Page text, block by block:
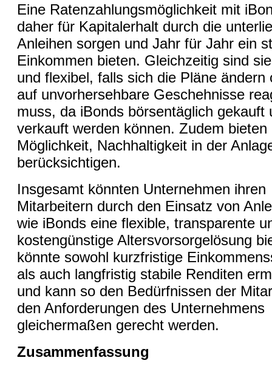
Eine Ratenzahlungsmöglichkeit mit
daher für Kapitalerhalt durch die
Anleihen sorgen und Jahr für Jahr ein
Einkommen bieten. Gleichzeitig sind
und flexibel, falls sich die Pläne ändern
auf unvorhersehbare Geschehnisse
muss, da iBonds börsentäglich gekauft
verkauft werden können. Zudem bieten
Möglichkeit, Nachhaltigkeit in der
berücksichtigen.
Insgesamt könnten Unternehmen ihren
Mitarbeitern durch den Einsatz von
wie iBonds eine flexible, transparente
kostengünstige Altersvorsorgelösung
könnte sowohl kurzfristige
als auch langfristig stabile Renditen
und kann so den Bedürfnissen der
den Anforderungen des Unternehmens
gleichermaßen gerecht werden.
Zusammenfassung